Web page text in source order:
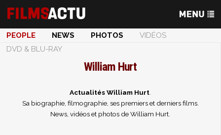
PEOPLE NEWS PHOTOS
VIDÉOS
DVD & BLU-RAY
William Hurt
Actualités William Hurt
Sa biographie, filmographie, ses premiers et derniers films.
News, vidéos et photos de William Hurt.